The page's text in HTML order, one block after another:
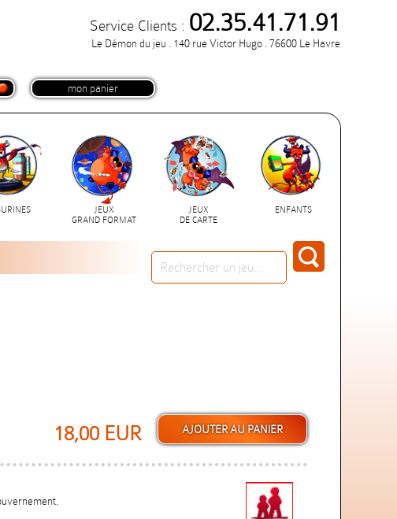
Service Clients : 02.35.41.71.91
Le Démon du jeu . 140 rue Victor Hugo . 76600 Le Havre
mon panier
JEUX
GRAND FORMAT
JEUX
DE CARTE
ENFANTS
18,00 EUR